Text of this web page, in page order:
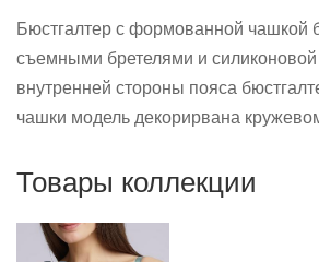
Бюстгалтер с формованной чашкой
съемными бретелями и силиконовой
внутренней стороны пояса
чашки модель декорирвана
Товары коллекции